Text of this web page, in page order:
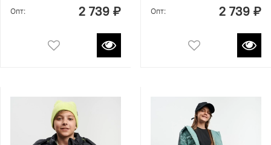
Опт: 2 739 ₽ Опт: 2 739 ₽